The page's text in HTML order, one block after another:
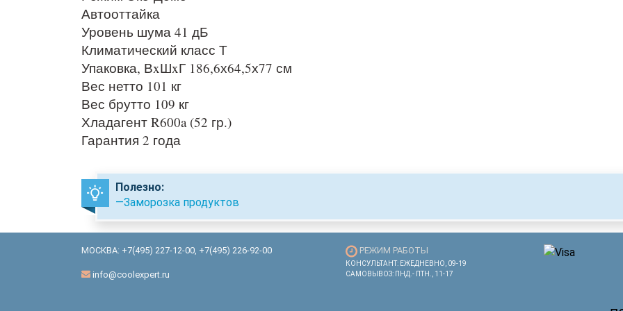
Автооттайка
Уровень шума 41 дБ
Климатический класс Т
Упаковка, ВxШxГ 186,6х64,5х77 см
Вес нетто 101 кг
Вес брутто 109 кг
Хладагент R600a (52 гр.)
Гарантия 2 года
Полезно:
—Заморозка продуктов
МОСКВА: +7(495) 227-12-00, +7(495) 226-92-00
info@coolexpert.ru
РЕЖИМ РАБОТЫ
КОНСУЛЬТАНТ: ЕЖЕДНЕВНО, 09-19
САМОВЫВОЗ: ПНД.- ПТН., 11-17